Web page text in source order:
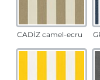
CADÍZ camel-ecru